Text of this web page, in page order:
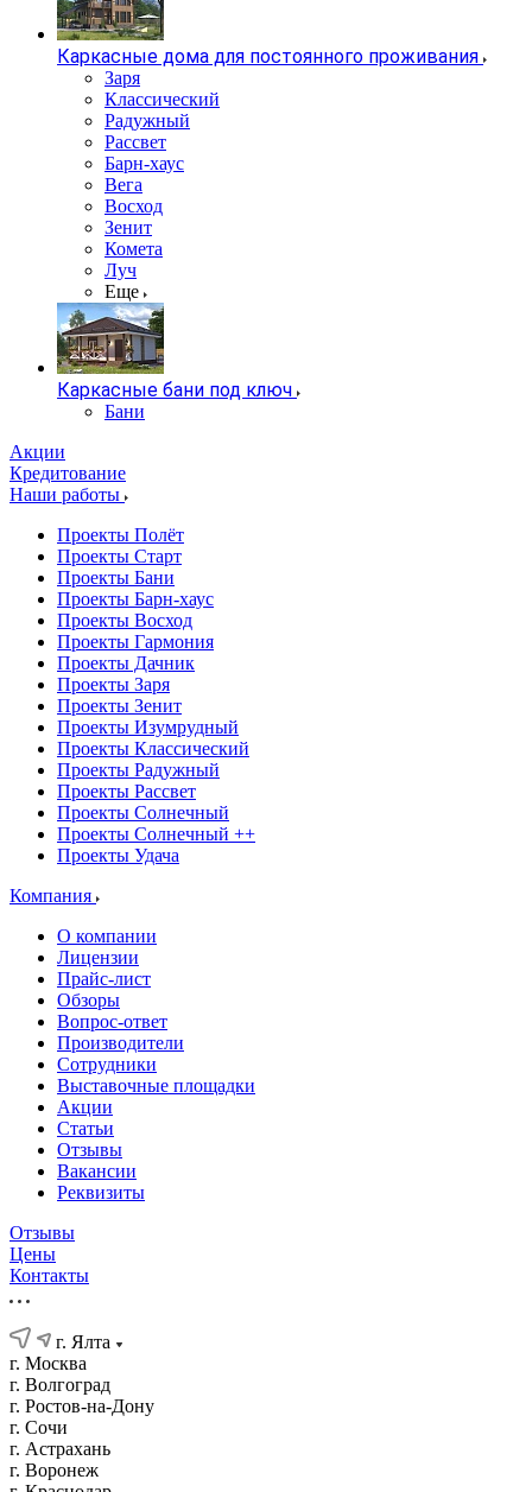
Каркасные дома для постоянного проживания
Заря
Классический
Радужный
Рассвет
Барн-хаус
Вега
Восход
Зенит
Комета
Луч
Еще
Каркасные бани под ключ
Бани
Акции
Кредитование
Наши работы
Проекты Полёт
Проекты Старт
Проекты Бани
Проекты Барн-хаус
Проекты Восход
Проекты Гармония
Проекты Дачник
Проекты Заря
Проекты Зенит
Проекты Изумрудный
Проекты Классический
Проекты Радужный
Проекты Рассвет
Проекты Солнечный
Проекты Солнечный ++
Проекты Удача
Компания
О компании
Лицензии
Прайс-лист
Обзоры
Вопрос-ответ
Производители
Сотрудники
Выставочные площадки
Акции
Статьи
Отзывы
Вакансии
Реквизиты
Отзывы
Цены
Контакты
г. Ялта
г. Москва
г. Волгоград
г. Ростов-на-Дону
г. Сочи
г. Астрахань
г. Воронеж